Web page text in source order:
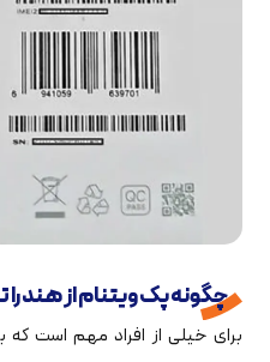
چگونه پک ویتنام از هند
برای خیلی از افراد مهم است